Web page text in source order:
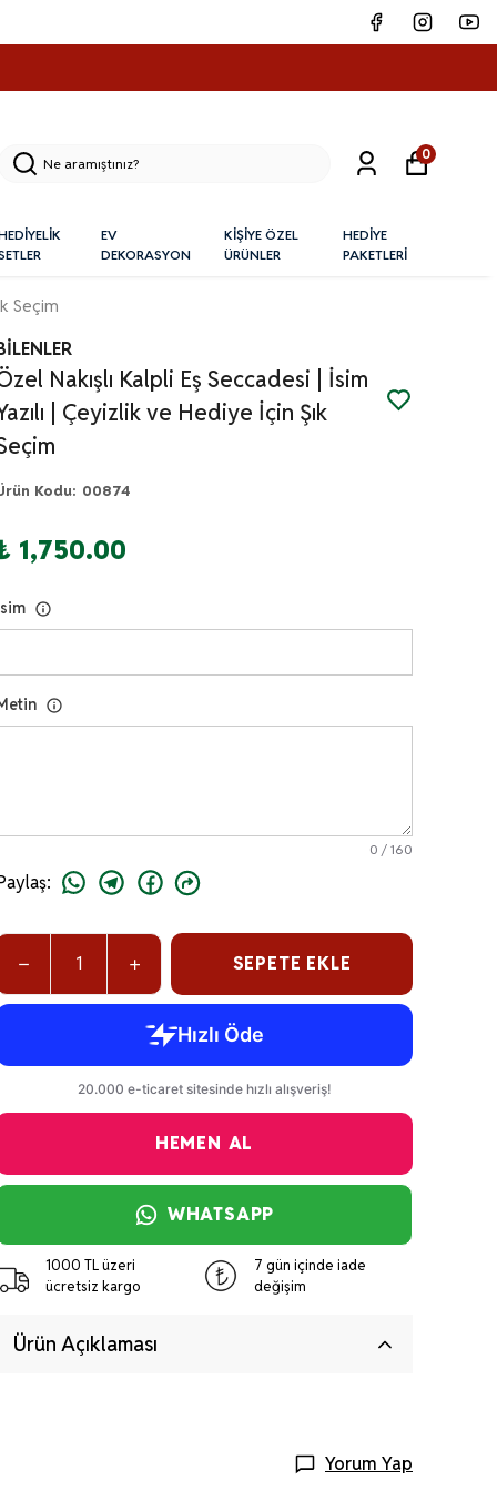
EV
DEKORASYON
KİŞİYE ÖZEL
ÜRÜNLER
HEDİYE
PAKETLERİ
0
Seçim
Nakışlı Kalpli Eş Seccadesi | İsim
| Çeyizlik ve Hediye İçin Şık
Kodu: 00874
1,750.00
0 / 160
:
SEPETE EKLE
HEMEN AL
WHATSAPP
1000 TL üzeri
ücretsiz kargo
7 gün içinde iade
değişim
Ürün Açıklaması
Yorum Yap